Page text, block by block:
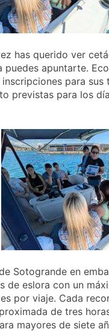
echa el cierre
rotundo
1 Semana Atrás
La
Campo de
su convenio de
1 Semana Atrás
Tráfico
despedir la
a Santa
2 Semanas Atrás
fuegos
hasta el
2 Semanas Atrás
has querido ver
puedes apuntarte.
para sus
previstas para los
Sotogrande en
de eslora con un
por viaje. Cada
de tres
mayores de siete